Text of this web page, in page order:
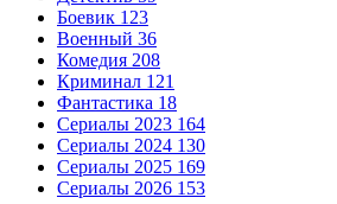
Боевик 123
Военный 36
Комедия 208
Криминал 121
Фантастика 18
Сериалы 2023 164
Сериалы 2024 130
Сериалы 2025 169
Сериалы 2026 153